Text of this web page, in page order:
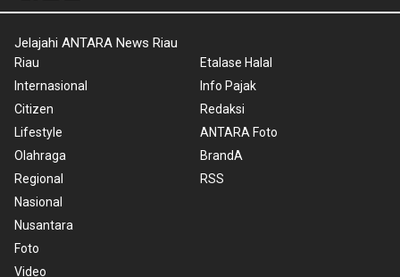
Jelajahi ANTARA News Riau
Riau
Internasional
Citizen
Lifestyle
Olahraga
Regional
Nasional
Nusantara
Foto
Video
Etalase Halal
Info Pajak
Redaksi
ANTARA Foto
BrandA
RSS